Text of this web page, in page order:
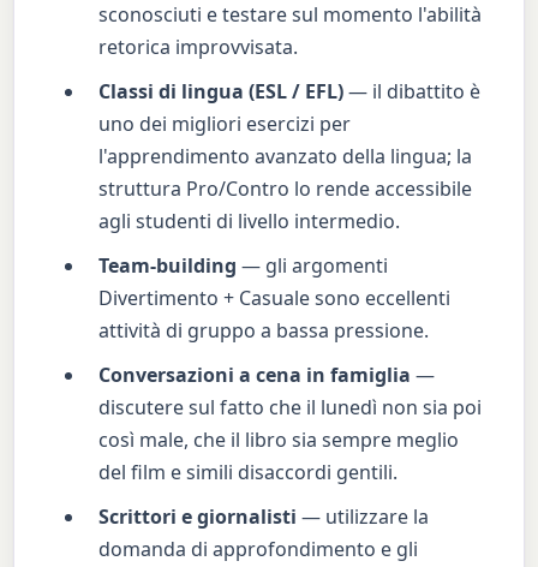
sconosciuti e testare sul momento l'abilità
retorica improvvisata.
Classi di lingua (ESL / EFL)— il dibattito è
uno dei migliori esercizi per
l'apprendimento avanzato della lingua; la
struttura Pro/Contro lo rende accessibile
agli studenti di livello intermedio.
Team-building — gli argomenti
Divertimento + Casuale sono eccellenti
attività di gruppo a bassa pressione.
Conversazioni a cena in famiglia —
discutere sul fatto che il lunedì non sia poi
così male, che il libro sia sempre meglio
del film e simili disaccordi gentili.
Scrittori e giornalisti — utilizzare la
domanda di approfondimento e gli